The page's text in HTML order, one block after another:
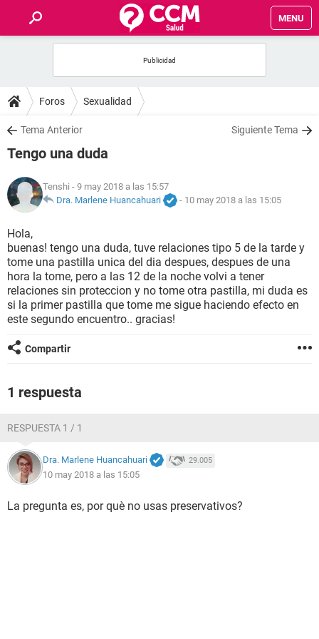
MENU
FOROS
SALUD
FAMILIA
NUTRICIÓN
BIENESTAR
SEXUALIDAD
GLOSARIO
Foros Sexualidad
Tema Anterior Siguiente Tema
Tengo una duda
Tenshi - 9 may 2018 a las 15:57
Dra. Marlene Huancahuari
- 10 may 2018 a las 15:05
Hola,
buenas! tengo una duda, tuve relaciones tipo 5 de la tarde y
tome una pastilla unica del dia despues, despues de una
hora la tome, pero a las 12 de la noche volvi a tener
relaciones sin proteccion y no tome otra pastilla, mi duda es
si la primer pastilla que tome me sigue haciendo efecto en
este segundo encuentro.. gracias!
Compartir
1 respuesta
RESPUESTA 1 / 1
Dra. Marlene Huancahuari 29.005
10 may 2018 a las 15:05
La pregunta es, por què no usas preservativos?